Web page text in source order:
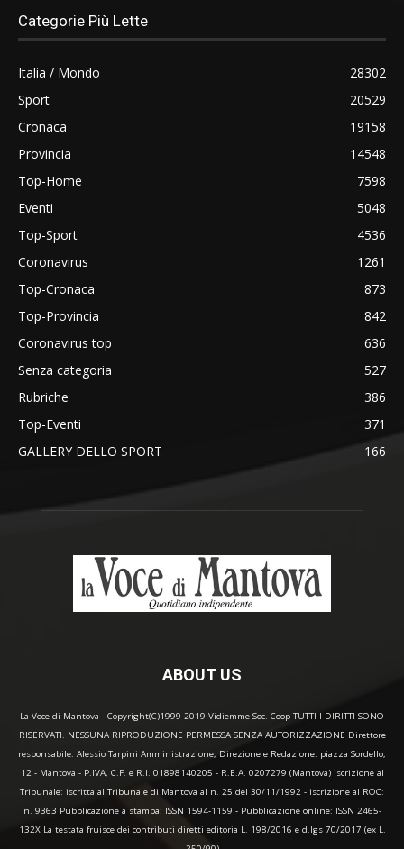
Categorie Più Lette
Italia / Mondo
28302
Sport
20529
Cronaca
19158
Provincia
14548
Top-Home
7598
Eventi
5048
Top-Sport
4536
Coronavirus
1261
Top-Cronaca
873
Top-Provincia
842
Coronavirus top
636
Senza categoria
527
Rubriche
386
Top-Eventi
371
GALLERY DELLO SPORT
166
ABOUT US
La Voce di Mantova - Copyright(C)1999-2019 Vidiemme Soc. Coop TUTTI I DIRITTI SONO
RISERVATI. NESSUNA RIPRODUZIONE PERMESSA SENZA AUTORIZZAZIONE Direttore
responsabile: Alessio Tarpini Amministrazione, Direzione e Redazione: piazza Sordello,
12 - Mantova - P.IVA, C.F. e R.I. 01898140205 - R.E.A. 0207279 (Mantova) iscrizione al
Tribunale: iscritta al Tribunale di Mantova al n. 25 del 30/11/1992 - iscrizione al ROC:
n. 9363 Pubblicazione a stampa: ISSN 1594-1159 - Pubblicazione online: ISSN 2465-
132X La testata fruisce dei contributi diretti editoria L. 198/2016 e d.lgs 70/2017 (ex L.